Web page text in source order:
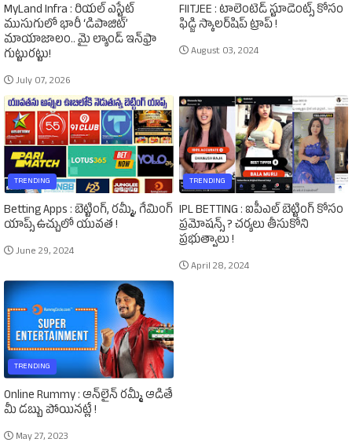
MyLand Infra : రియల్ ఎస్టేట్
ముసుగులో భారీ ‘డిపాజిట్’
మాయాజాలం.. మై ల్యాండ్ ఇన్‌ఫ్రా
గుట్టురట్టు!
July 07, 2026
FIITJEE : టాలెంటెడ్‌ స్టూడెంట్స్‌ కోసం
ఫిడ్జి స్కాలర్‌షిప్‌ ట్రాప్‌ !
August 03, 2024
TRENDING
Betting Apps : బెట్టింగ్‌, రమ్మీ, గేమింగ్‌
యాప్స్‌ ఉచ్చులో యువత !
June 29, 2024
TRENDING
IPL BETTING : ఐపీఎల్‌ బెట్టింగ్‌ కోసం
ప్రమోషన్స్‌ ? చర్యలు తీసుకోని
ప్రభుత్వాలు !
April 28, 2024
TRENDING
Online Rummy : ఆన్‌లైన్‌ రమ్మీ ఆడితే
మీ డబ్బు పోయినట్లే !
May 27, 2023